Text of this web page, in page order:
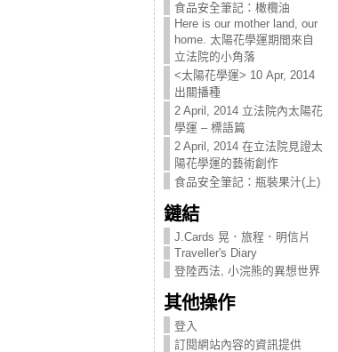
食品安全筆記：橄欖油
Here is our mother land, our
home. 太陽花學運期間來自
立法院的小角落
<太陽花學運> 10 Apr, 2014
出關播種
2 April, 2014 立法院內太陽花
學運 – 標語篇
2 April, 2014 在立法院見證太
陽花學運的藝術創作
食品安全筆記：瓶裝果汁(上)
鏈結
J.Cards 晃．旅程．明信片
Traveller's Diary
登陸西法, 小浣熊的異想世界
其他操作
登入
訂閱網站內容的資訊提供